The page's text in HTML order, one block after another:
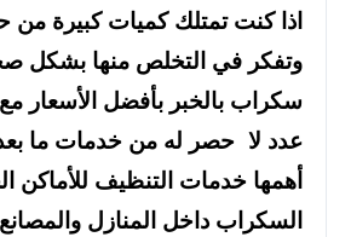
اذا كنت تمتلك كميات كبيرة
وتفكر في التخلص منها بشكل
سكراب بالخبر بأفضل الأسعار مع
عدد لا حصر له من خدمات ما بعد
أهمها خدمات التنظيف للأماكن
السكراب داخل المنازل